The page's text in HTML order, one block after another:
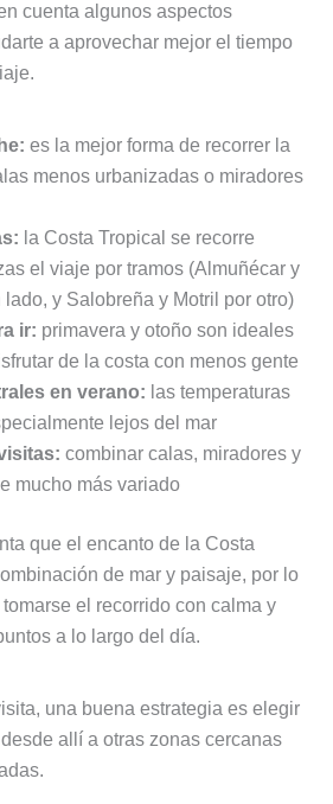
cuenta algunos aspectos
a aprovechar mejor el tiempo
es la mejor forma de recorrer la
menos urbanizadas o miradores
la Costa Tropical se recorre
el viaje por tramos (Almuñécar y
lado, y Salobreña y Motril por otro)
ir: primavera y otoño son ideales
de la costa con menos gente
en verano: las temperaturas
lejos del mar
combinar calas, miradores y
mucho más variado
que el encanto de la Costa
de mar y paisaje, por lo
el recorrido con calma y
a lo largo del día.
una buena estrategia es elegir
allí a otras zonas cercanas